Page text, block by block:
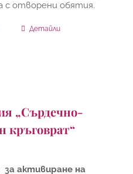
с отворени обятия.
Детайли
„Сърдечно-
кръговрат“
активиране на